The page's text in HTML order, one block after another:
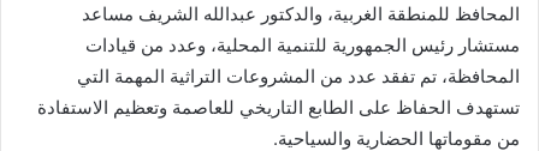
المحافظ للمنطقة الغربية، والدكتور عبدالله الشريف مساعد
مستشار رئيس الجمهورية للتنمية المحلية، وعدد من قيادات
المحافظة، تم تفقد عدد من المشروعات التراثية المهمة التي
تستهدف الحفاظ على الطابع التاريخي للعاصمة وتعظيم الاستفادة
من مقوماتها الحضارية والسياحية.